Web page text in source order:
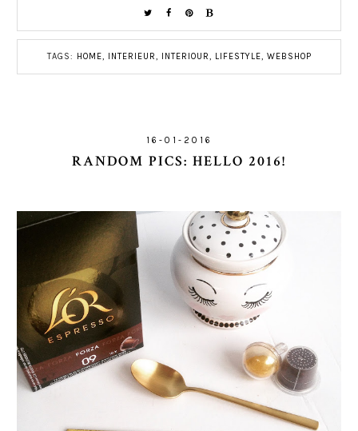
TAGS: HOME, INTERIEUR, INTERIOUR, LIFESTYLE, WEBSHOP
16-01-2016
RANDOM PICS: HELLO 2016!